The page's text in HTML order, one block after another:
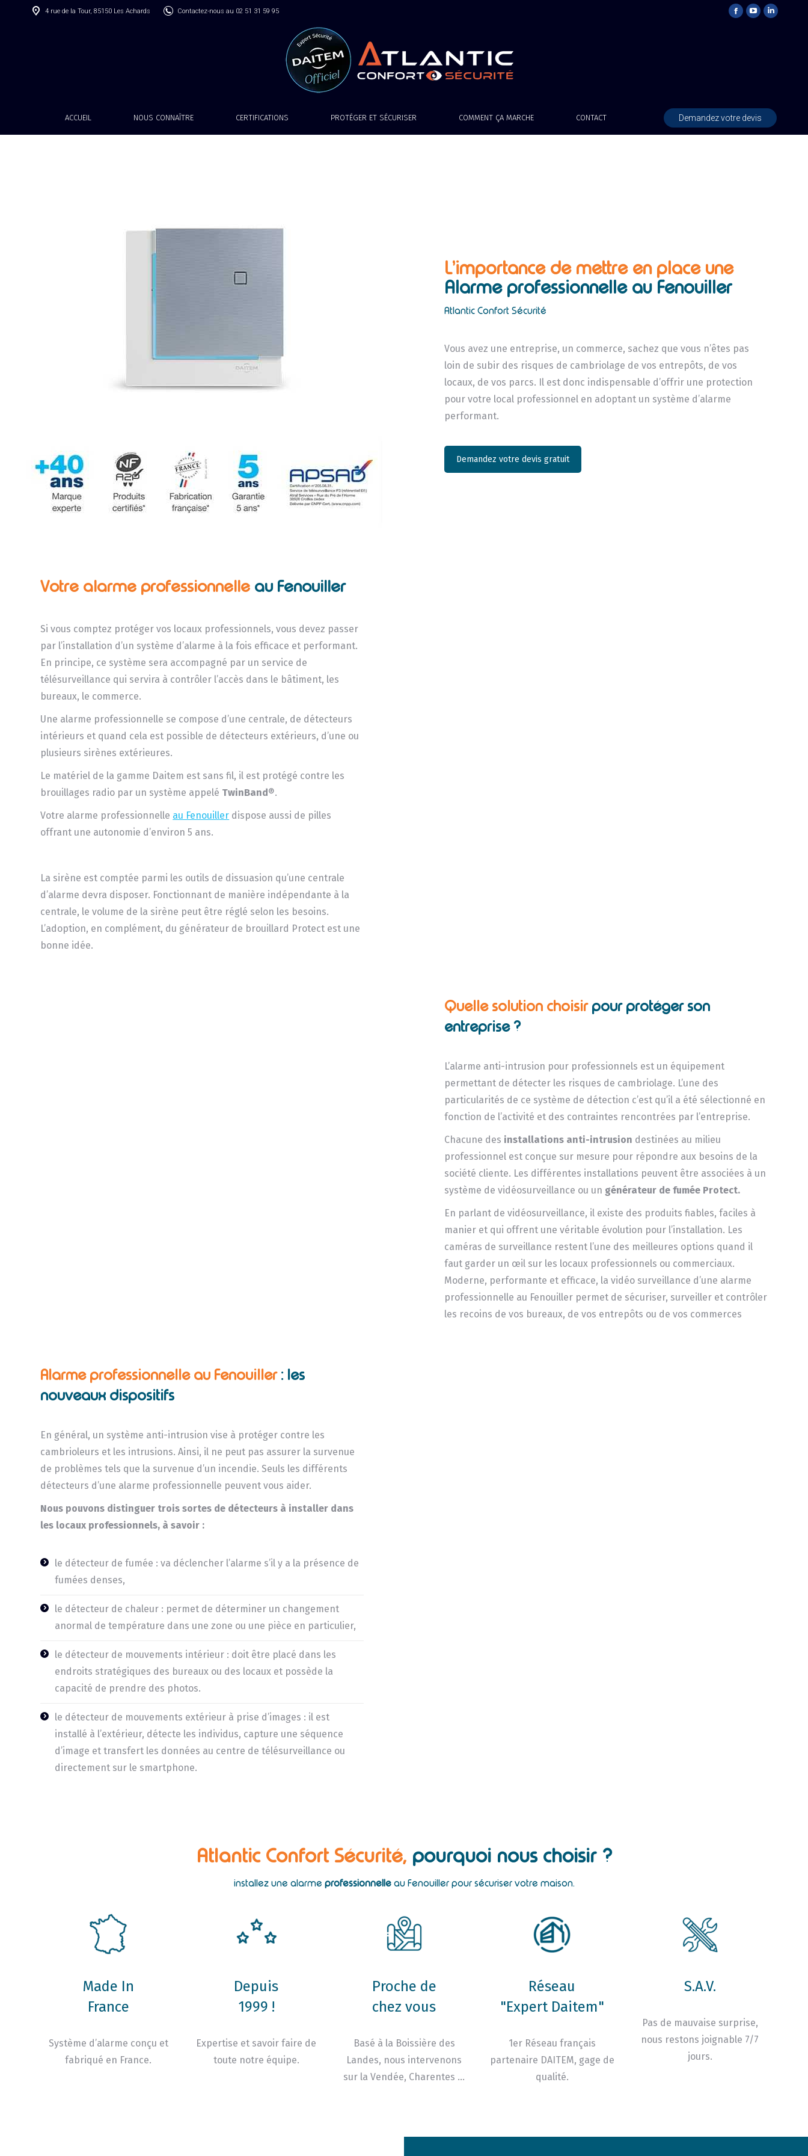
4 rue de la Tour, 85150 Les Achards Contactez-nous au 02 51 31 59 95
ACCUEIL NOUS CONNAÎTRE CERTIFICATIONS PROTÉGER ET SÉCURISER COMMENT ÇA MARCHE CONTACT Demandez votre devis
L’importance de mettre en place une
Alarme professionnelle au Fenouiller
Atlantic Confort Sécurité
Vous avez une entreprise, un commerce, sachez que vous n’êtes pas
loin de subir des risques de cambriolage de vos entrepôts, de vos
locaux, de vos parcs. Il est donc indispensable d’offrir une protection
pour votre local professionnel en adoptant un système d’alarme
performant.
Demandez votre devis gratuit
Votre alarme professionnelle au Fenouiller
Si vous comptez protéger vos locaux professionnels, vous devez passer
par l’installation d’un système d’alarme à la fois efficace et performant.
En principe, ce système sera accompagné par un service de
télésurveillance qui servira à contrôler l’accès dans le bâtiment, les
bureaux, le commerce.
Une alarme professionnelle se compose d’une centrale, de détecteurs
intérieurs et quand cela est possible de détecteurs extérieurs, d’une ou
plusieurs sirènes extérieures.
Le matériel de la gamme Daitem est sans fil, il est protégé contre les
brouillages radio par un système appelé TwinBand®.
Votre alarme professionnelle au Fenouiller dispose aussi de pilles
offrant une autonomie d’environ 5 ans.
La sirène est comptée parmi les outils de dissuasion qu’une centrale
d’alarme devra disposer. Fonctionnant de manière indépendante à la
centrale, le volume de la sirène peut être réglé selon les besoins.
L’adoption, en complément, du générateur de brouillard Protect est une
bonne idée.
Quelle solution choisir pour protéger son
entreprise ?
L’alarme anti-intrusion pour professionnels est un équipement
permettant de détecter les risques de cambriolage. L’une des
particularités de ce système de détection c’est qu’il a été sélectionné en
fonction de l’activité et des contraintes rencontrées par l’entreprise.
Chacune des installations anti-intrusion destinées au milieu
professionnel est conçue sur mesure pour répondre aux besoins de la
société cliente. Les différentes installations peuvent être associées à un
système de vidéosurveillance ou un générateur de fumée Protect.
En parlant de vidéosurveillance, il existe des produits fiables, faciles à
manier et qui offrent une véritable évolution pour l’installation. Les
caméras de surveillance restent l’une des meilleures options quand il
faut garder un œil sur les locaux professionnels ou commerciaux.
Moderne, performante et efficace, la vidéo surveillance d’une alarme
professionnelle au Fenouiller permet de sécuriser, surveiller et contrôler
les recoins de vos bureaux, de vos entrepôts ou de vos commerces
Alarme professionnelle au Fenouiller : les
nouveaux dispositifs
En général, un système anti-intrusion vise à protéger contre les
cambrioleurs et les intrusions. Ainsi, il ne peut pas assurer la survenue
de problèmes tels que la survenue d’un incendie. Seuls les différents
détecteurs d’une alarme professionnelle peuvent vous aider.
Nous pouvons distinguer trois sortes de détecteurs à installer dans
les locaux professionnels, à savoir :
le détecteur de fumée : va déclencher l’alarme s’il y a la présence de
fumées denses,
le détecteur de chaleur : permet de déterminer un changement
anormal de température dans une zone ou une pièce en particulier,
le détecteur de mouvements intérieur : doit être placé dans les
endroits stratégiques des bureaux ou des locaux et possède la
capacité de prendre des photos.
le détecteur de mouvements extérieur à prise d’images : il est
installé à l’extérieur, détecte les individus, capture une séquence
d’image et transfert les données au centre de télésurveillance ou
directement sur le smartphone.
Atlantic Confort Sécurité, pourquoi nous choisir ?
installez une alarme professionnelleau Fenouiller pour sécuriser votre maison.
Made In
France
Système d’alarme conçu et
fabriqué en France.
Depuis
1999 !
Expertise et savoir faire de
toute notre équipe.
Proche de
chez vous
Basé à la Boissière des
Landes, nous intervenons
sur la Vendée, Charentes …
Réseau
"Expert Daitem"
1er Réseau français
partenaire DAITEM, gage de
qualité.
S.A.V.
Pas de mauvaise surprise,
nous restons joignable 7/7
jours.